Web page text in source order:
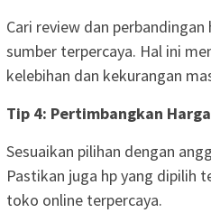
Cari review dan
sumber terpercaya. Hal ini
kelebihan dan kekurangan
Tip 4: Pertimbangkan
Sesuaikan pilihan dengan
Pastikan juga hp yang dipilih
toko online terpercaya.